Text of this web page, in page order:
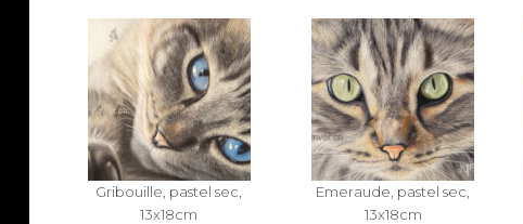
Gribouille, pastel sec,
13x18cm
Emeraude, pastel sec,
13x18cm